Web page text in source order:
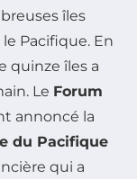
îles
Pacifique. En
quinze îles a
Le Forum
annoncé la
du Pacifique
qui a